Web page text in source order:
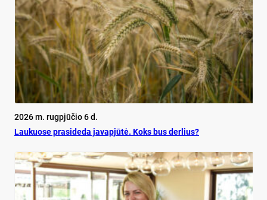
2026 m. rugpjūčio 6 d.
Lau­kuo­se pra­si­de­da ja­vapjūtė. Koks bus der­lius?